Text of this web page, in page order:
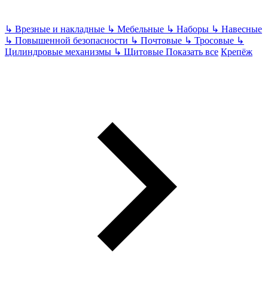
↳ Врезные и накладные ↳ Мебельные ↳ Наборы ↳ Навесные
↳ Повышенной безопасности ↳ Почтовые ↳ Тросовые ↳
Цилиндровые механизмы ↳ Щитовые Показать все Крепёж